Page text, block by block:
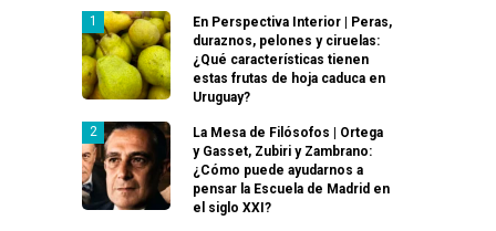
En Perspectiva Interior | Peras,
duraznos, pelones y ciruelas:
¿Qué características tienen
estas frutas de hoja caduca en
Uruguay?
La Mesa de Filósofos | Ortega
y Gasset, Zubiri y Zambrano:
¿Cómo puede ayudarnos a
pensar la Escuela de Madrid en
el siglo XXI?